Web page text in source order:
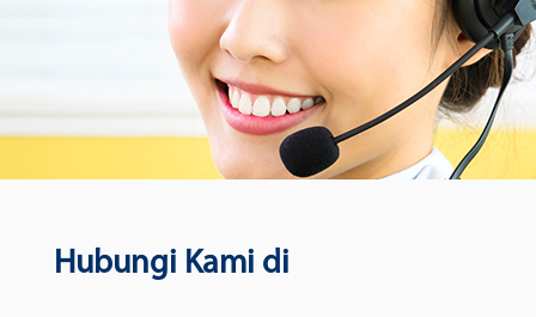
Hubungi Kami di